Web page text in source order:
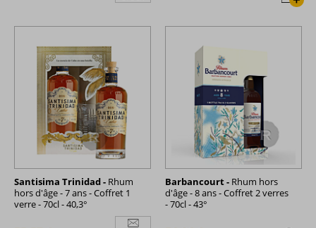
Santisima Trinidad - Rhum
hors d'âge - 7 ans - Coffret 1
verre - 70cl - 40,3°
Barbancourt - Rhum hors
d'âge - 8 ans - Coffret 2 verres
- 70cl - 43°